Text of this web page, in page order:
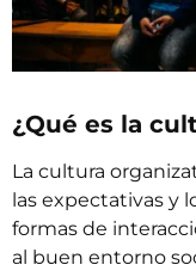
¿Qué es la
La cultura
las expectativas y
formas de
al buen entorno